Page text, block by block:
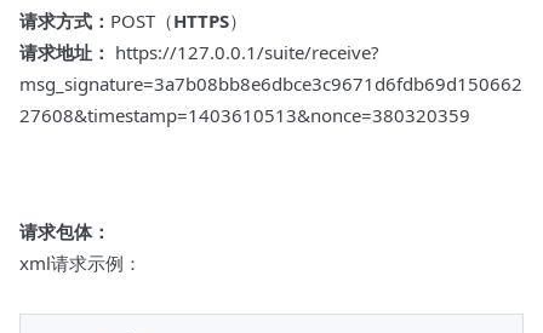
请求方式： POST（HTTPS）
请求地址： https://127.0.0.1/suite/receive?
msg_signature=3a7b08bb8e6dbce3c9671d6fdb69d150662
27608&timestamp=1403610513&nonce=380320359
请求包体：
xml请求示例：